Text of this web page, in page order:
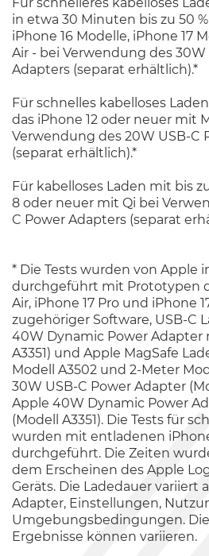
in etwa 30 Minuten bis zu 50
iPhone 16 Modelle, iPhone 17
Air - bei Verwendung des 30W
Adapters (separat erhältlich).*
Für schnelles kabelloses
das iPhone 12 oder neuer mit
Verwendung des 20W USB-C
(separat erhältlich).*
Für kabelloses Laden mit bis
8 oder neuer mit Qi bei
C Power Adapters (separat
* Die Tests wurden von Apple
durchgeführt mit Prototypen
Air, iPhone 17 Pro und iPhone
zugehöriger Software, USB-C
40W Dynamic Power Adapter
A3351) und Apple MagSafe
Modell A3502 und 2-Meter
30W USB-C Power Adapter
Apple 40W Dynamic Power
(Modell A3351). Die Tests für
wurden mit entladenen
durchgeführt. Die Zeiten
dem Erscheinen des Apple
Geräts. Die Ladedauer variiert
Adapter, Einstellungen,
Umgebungsbedingungen.
Ergebnisse können variieren.